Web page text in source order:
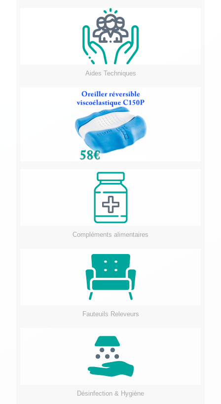
Aides Techniques
Compléments alimentaires
Fauteuils Releveurs
Désinfection & Hygiène